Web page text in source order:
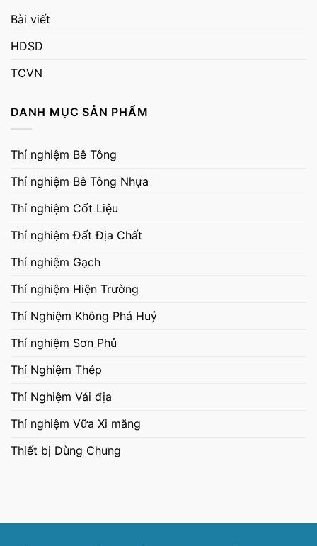
Bài viết
HDSD
TCVN
DANH MỤC SẢN PHẨM
Thí nghiệm Bê Tông
Thí nghiệm Bê Tông Nhựa
Thí nghiệm Cốt Liệu
Thí nghiệm Đất Địa Chất
Thí nghiệm Gạch
Thí nghiệm Hiện Trường
Thí Nghiệm Không Phá Huỷ
Thí nghiệm Sơn Phủ
Thí Nghiệm Thép
Thí Nghiệm Vải địa
Thí nghiệm Vữa Xi măng
Thiết bị Dùng Chung